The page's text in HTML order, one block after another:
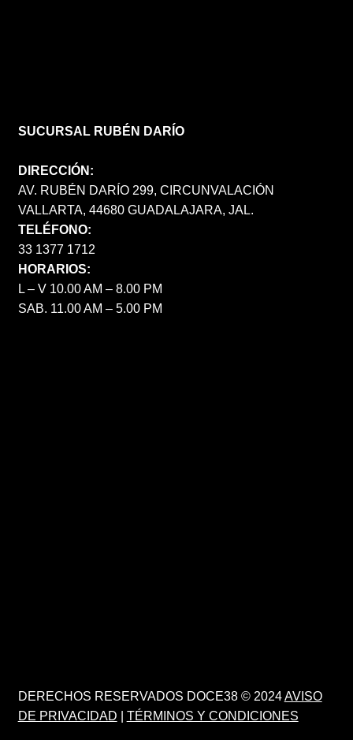
SUCURSAL RUBÉN DARÍO
DIRECCIÓN:
AV. RUBÉN DARÍO 299, CIRCUNVALACIÓN
VALLARTA, 44680 GUADALAJARA, JAL.
TELÉFONO:
33 1377 1712
HORARIOS:
L – V 10.00 AM – 8.00 PM
SAB. 11.00 AM – 5.00 PM
DERECHOS RESERVADOS DOCE38 © 2024AVISO
DE PRIVACIDAD
TÉRMINOS Y CONDICIONES